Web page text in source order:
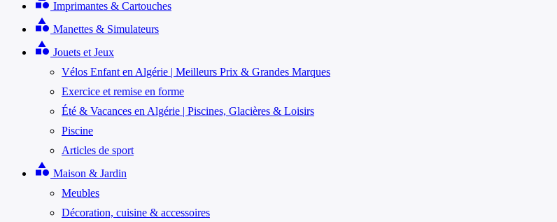
Imprimantes & Cartouches
category Manettes & Simulateurs
category Jouets et Jeux
Vélos Enfant en Algérie | Meilleurs Prix & Grandes Marques
Exercice et remise en forme
Été & Vacances en Algérie | Piscines, Glacières & Loisirs
Piscine
Articles de sport
category Maison & Jardin
Meubles
Décoration, cuisine & accessoires